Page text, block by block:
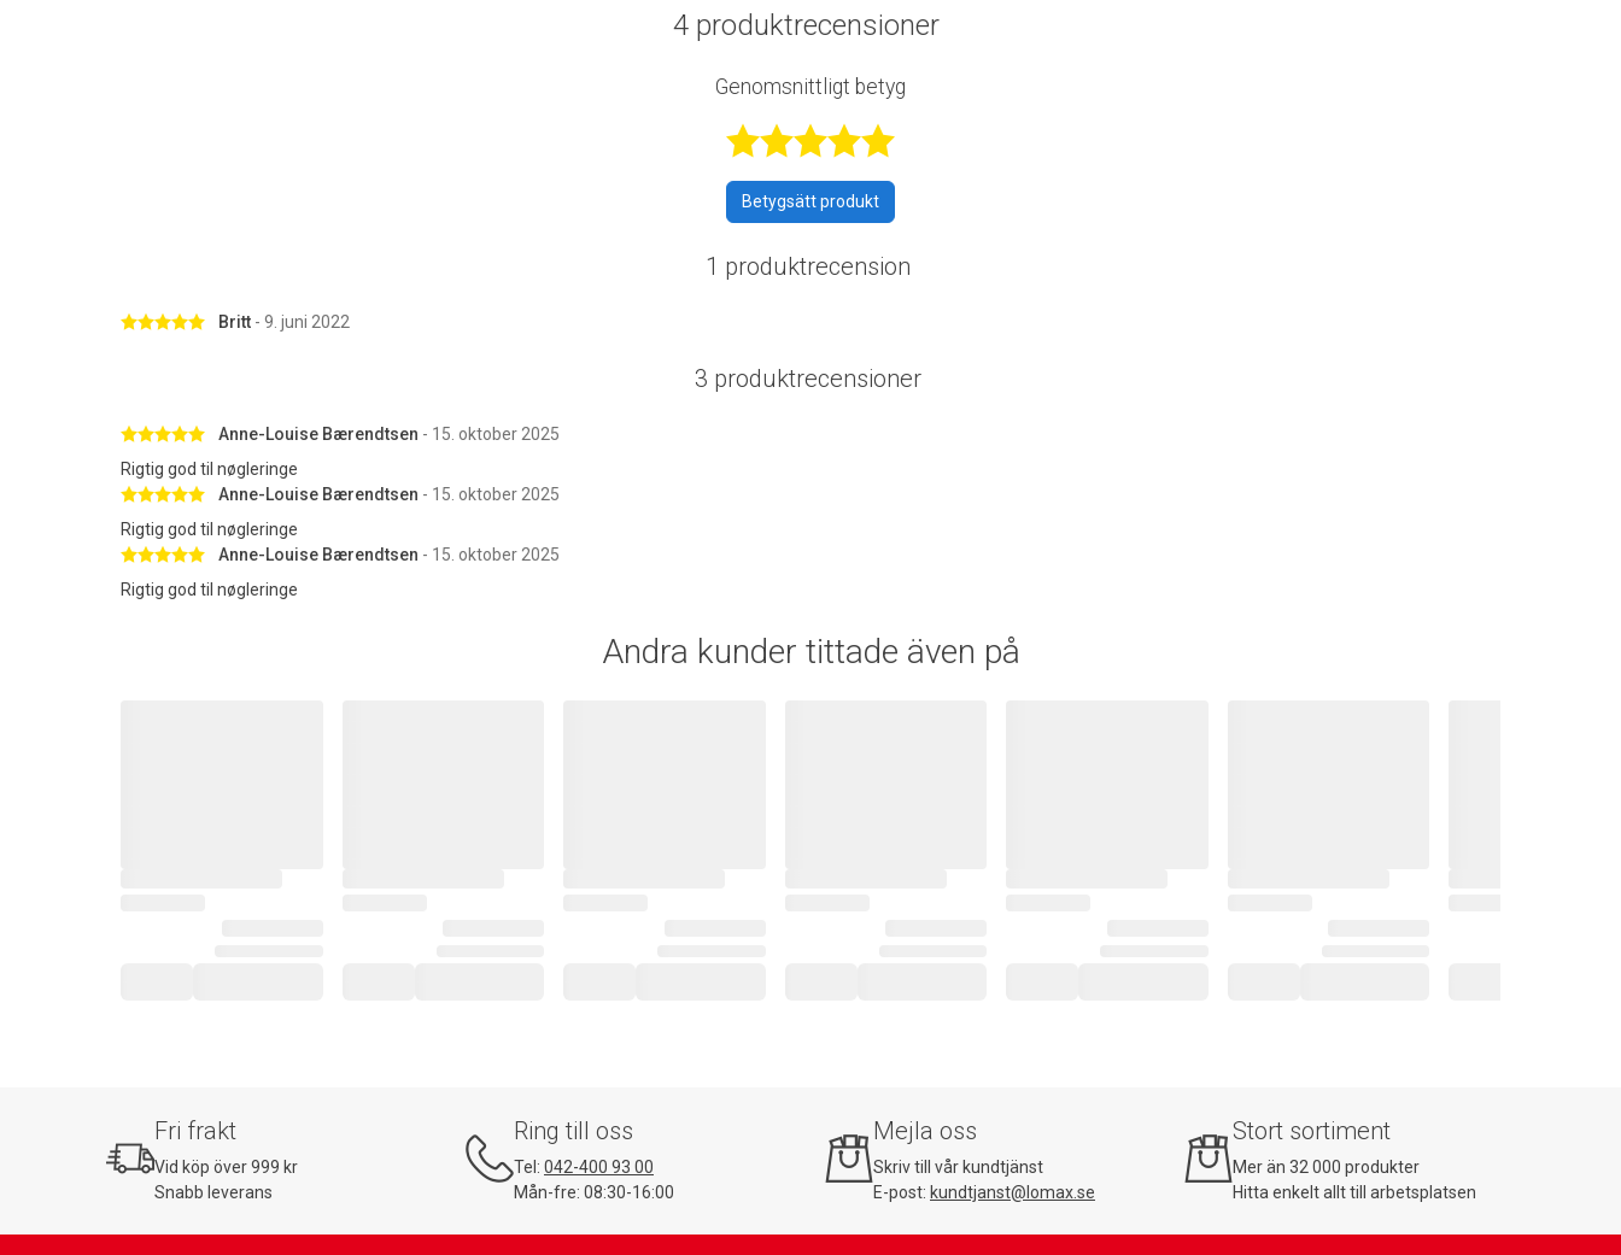
4 produktrecensioner
Genomsnittligt betyg
Betygsatt 5 av 5 stjärnor
Betygsätt produkt
1 produktrecension
Betygsatt 5 av 5 stjärnor
Britt - 9. juni 2022
3 produktrecensioner
Betygsatt 5 av 5 stjärnor
Anne-Louise Bærendtsen - 15. oktober 2025
Rigtig god til nøgleringe
Betygsatt 5 av 5 stjärnor
Anne-Louise Bærendtsen - 15. oktober 2025
Rigtig god til nøgleringe
Betygsatt 5 av 5 stjärnor
Anne-Louise Bærendtsen - 15. oktober 2025
Rigtig god til nøgleringe
Andra kunder tittade även på
Fri frakt
Vid köp över 999 kr
Snabb leverans
Ring till oss
Tel: 042-400 93 00
Mån-fre: 08:30-16:00
Mejla oss
Skriv till vår kundtjänst
E-post: kundtjanst@lomax.se
Stort sortiment
Mer än 32 000 produkter
Hitta enkelt allt till arbetsplatsen